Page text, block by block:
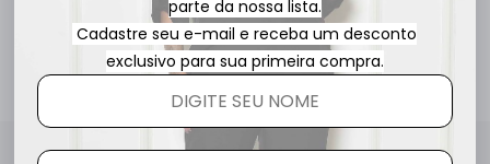
parte da nossa lista.
Cadastre seu e-mail e receba um desconto
exclusivo para sua primeira compra.